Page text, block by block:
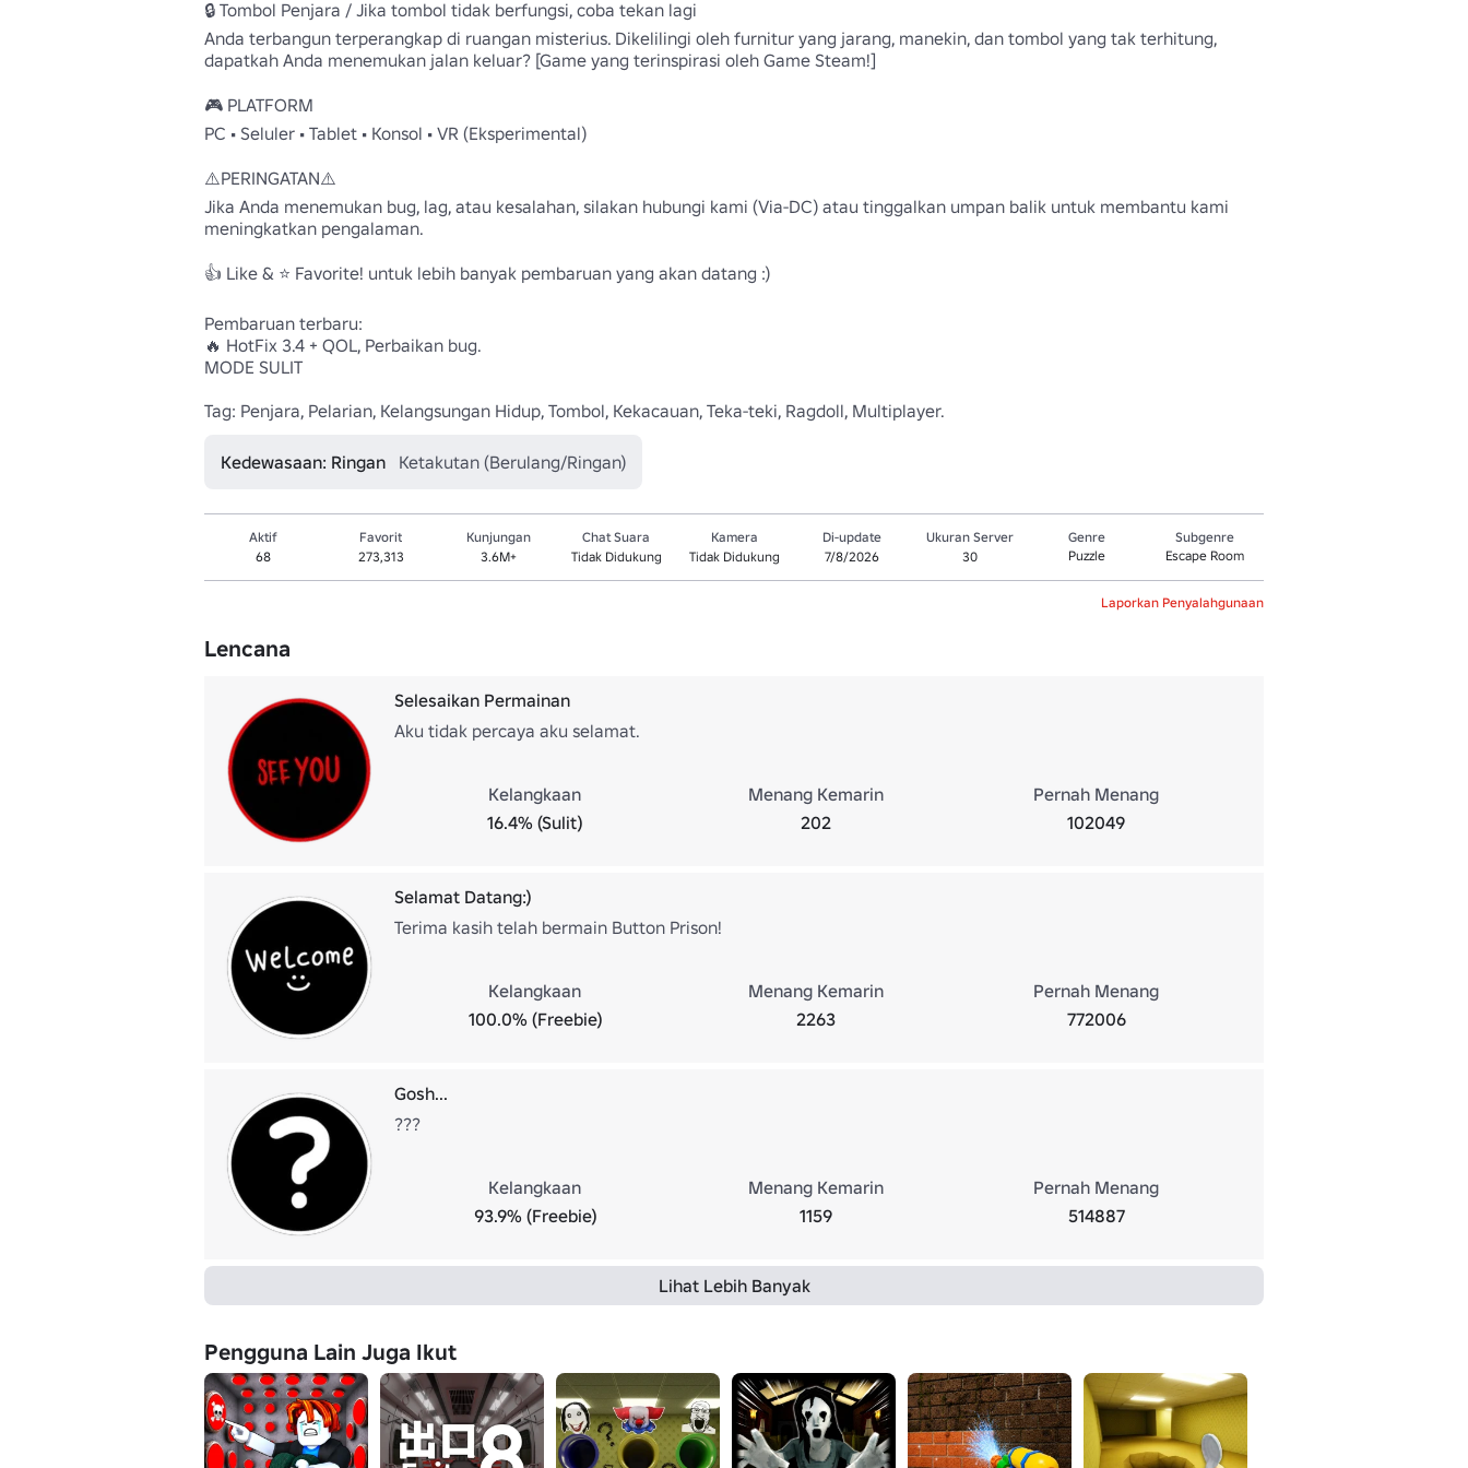
🔒 Tombol Penjara / Jika tombol tidak berfungsi, coba tekan lagi
Anda terbangun terperangkap di ruangan misterius. Dikelilingi oleh furnitur yang jarang, manekin, dan tombol yang tak terhitung,
dapatkah Anda menemukan jalan keluar? [Game yang terinspirasi oleh Game Steam!]
🎮 PLATFORM
PC • Seluler • Tablet • Konsol • VR (Eksperimental)
⚠️PERINGATAN⚠️
Jika Anda menemukan bug, lag, atau kesalahan, silakan hubungi kami (Via-DC) atau tinggalkan umpan balik untuk membantu kami
meningkatkan pengalaman.
👍 Like & ⭐ Favorite! untuk lebih banyak pembaruan yang akan datang :)
Pembaruan terbaru:
🔥 HotFix 3.4 + QOL, Perbaikan bug.
MODE SULIT
Tag: Penjara, Pelarian, Kelangsungan Hidup, Tombol, Kekacauan, Teka-teki, Ragdoll, Multiplayer.
Kedewasaan: Ringan Ketakutan (Berulang/Ringan)
Aktif
68
Favorit
273,313
Kunjungan
3.6M+
Chat Suara
Tidak Didukung
Kamera
Tidak Didukung
Di-update
7/8/2026
Ukuran Server
30
Genre
Puzzle
Subgenre
Escape Room
Laporkan Penyalahgunaan
Lencana
Selesaikan Permainan
Aku tidak percaya aku selamat.
Kelangkaan
16.4% (Sulit)
Menang Kemarin
202
Pernah Menang
102049
Selamat Datang:)
Terima kasih telah bermain Button Prison!
Kelangkaan
100.0% (Freebie)
Menang Kemarin
2263
Pernah Menang
772006
Gosh...
???
Kelangkaan
93.9% (Freebie)
Menang Kemarin
1159
Pernah Menang
514887
Lihat Lebih Banyak
Pengguna Lain Juga Ikut